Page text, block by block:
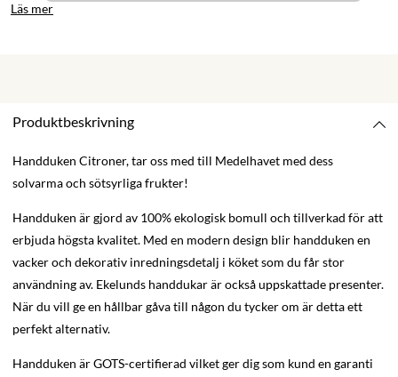
Läs mer
Produktbeskrivning
Handduken Citroner, tar oss med till Medelhavet med dess
solvarma och sötsyrliga frukter!
Handduken är gjord av 100% ekologisk bomull och tillverkad för att
erbjuda högsta kvalitet. Med en modern design blir handduken en
vacker och dekorativ inredningsdetalj i köket som du får stor
användning av. Ekelunds handdukar är också uppskattade presenter.
När du vill ge en hållbar gåva till någon du tycker om är detta ett
perfekt alternativ.
Handduken är GOTS-certifierad vilket ger dig som kund en garanti